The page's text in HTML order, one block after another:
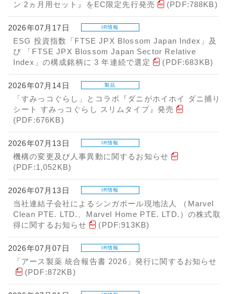
ン 2ヵ月用セット』をEC限定先行発売
(PDF:788KB)
2026年07月17日 IR情報
ESG 投資指数「FTSE JPX Blossom Japan Index」及
び 「FTSE JPX Blossom Japan Sector Relative
Index」の構成銘柄に 3 年連続で選定
(PDF:683KB)
2026年07月14日 製品
「すみっコぐらし」とコラボ『ダニがホイホイ ダニ捕り
シート すみっコぐらし スリムタイプ』発売
(PDF:676KB)
2026年07月13日 IR情報
機構の変更及び人事異動に関するお知らせ
(PDF:1,052KB)
2026年07月13日 IR情報
当社連結子会社によるシンガポール現地法人 （Marvel
Clean PTE. LTD.、Marvel Home PTE. LTD.）の株式取
得に関するお知らせ
(PDF:913KB)
2026年07月07日 IR情報
「アース製薬 統合報告書 2026」発行に関するお知らせ
(PDF:872KB)